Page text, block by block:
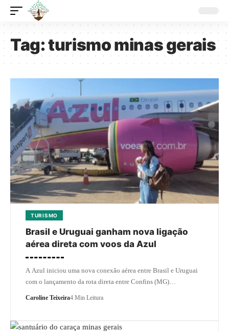
Tag:turismo minas gerais
TURISMO
Brasil e Uruguai ganham nova ligação
aérea direta com voos da Azul
A Azul iniciou uma nova conexão aérea entre Brasil e Uruguai
com o lançamento da rota direta entre Confins (MG)…
Caroline Teixeira4 Min Leitura